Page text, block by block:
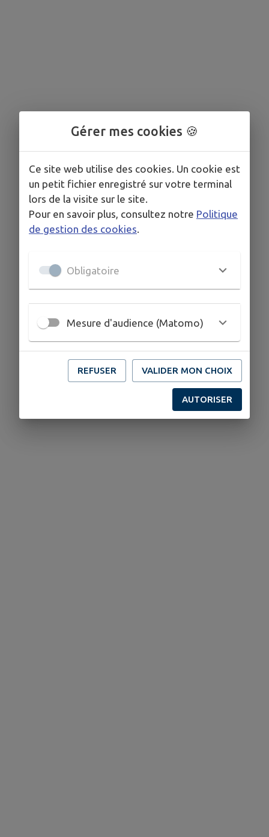
Gérer mes cookies 🍪
Ce site web utilise des cookies. Un cookie est
un petit fichier enregistré sur votre terminal
lors de la visite sur le site.
Pour en savoir plus, consultez notre Politique
de gestion des cookies.
Obligatoire
Mesure d'audience (Matomo)
REFUSER VALIDER MON CHOIX
AUTORISER